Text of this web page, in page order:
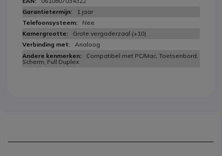
1 jaar
Nee
Grote vergaderzaal (+10)
Analoog
Compatibel met PC/Mac, Toetsenbord,
Scherm, Full Duplex